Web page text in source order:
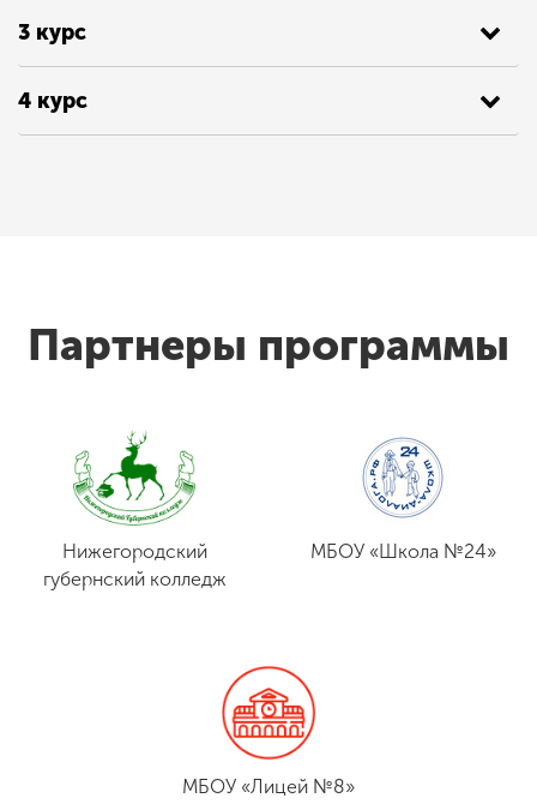
3 курс
4 курс
Партнеры программы
Нижегородский
губернский колледж
МБОУ «Школа №24»
МБОУ «Лицей №8»